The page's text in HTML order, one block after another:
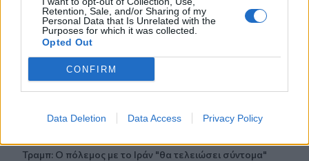
Retention, Sale, and/or Sharing of my
Personal Data that Is Unrelated with the
Purposes for which it was collected.
Opted Out
CONFIRM
Data Deletion Data Access Privacy Policy
00:31
Παιδιά στην πισίνα: 6 απαράβατοι κανόνες για την
πρόληψη του πνιγμού
Ανατριχιαστικό βίντεο από τον σεισμό στην Ιαπωνία:
Γιατροί προστατεύουν με τα σώματά τους ασθενή την
Τραμπ: Ο πόλεμος με το Ιράν "θα τελειώσει σύντομα"